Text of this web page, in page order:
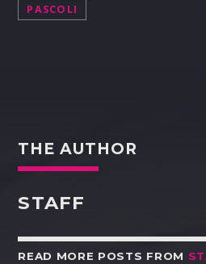
PASCOLI
THE AUTHOR
STAFF
READ MORE POSTS FROM